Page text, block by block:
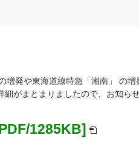
発や東海道線特急「湘南」 の
がまとまりましたので、お知らせ
1285KB]